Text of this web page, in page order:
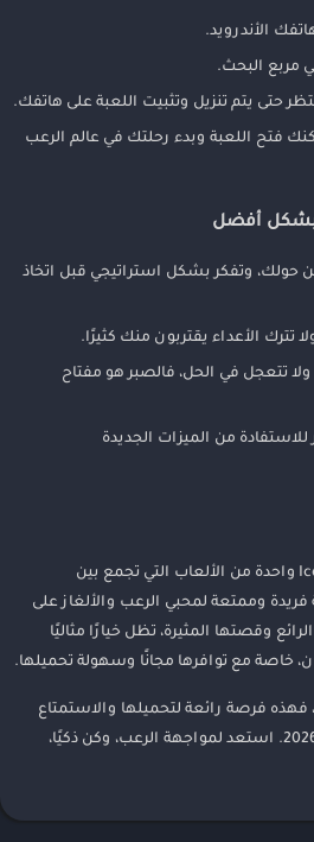
الأندرويد.
مربع البحث.
حتى يتم تنزيل وتثبيت اللعبة على هاتفك.
فتح اللعبة وبدء رحلتك في عالم الرعب
بشكل أفضل
حولك، وتفكر بشكل استراتيجي قبل اتخاذ
الأعداء يقتربون منك كثيرًا.
ولا تتعجل في الحل، فالصبر هو مفتاح
من الميزات الجديدة
بلا شك، تعتبر لعبة Ice Scream 1 واحدة من الألعاب التي تجمع بين
فريدة وممتعة لمحبي الرعب والألغاز على
وقصتها المثيرة، تظل خيارًا مثاليًا
مع توافرها مجانًا وسهولة تحميلها.
فهذه فرصة رائعة لتحميلها والاستمتاع
بمغامرة مثيرة ومرعبة في عام 2026. استعد لمواجهة الرعب، وكن ذكيًا،